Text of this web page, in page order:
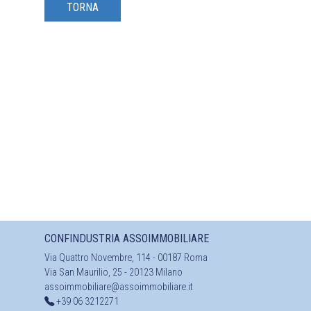
TORNA
CONFINDUSTRIA ASSOIMMOBILIARE
Via Quattro Novembre, 114 - 00187 Roma
Via San Maurilio, 25 - 20123 Milano
assoimmobiliare@assoimmobiliare.it
+39 06 3212271